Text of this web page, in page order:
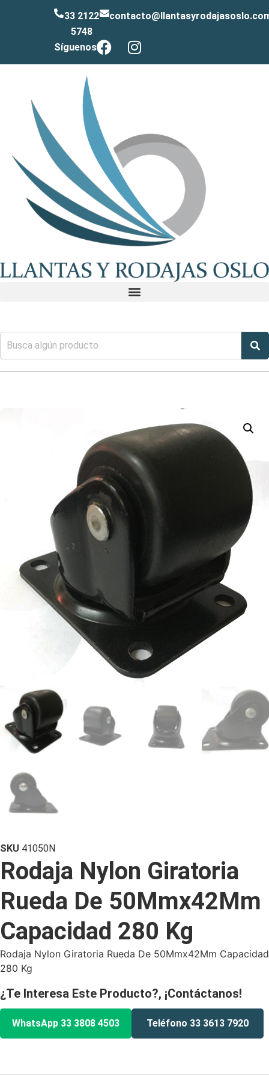
33 2122
5748
Síguenos
SKU 41050N
Rodaja Nylon Giratoria
Rueda De 50Mmx42Mm
Capacidad 280 Kg
Rodaja Nylon Giratoria Rueda De 50Mmx42Mm Capacidad
280 Kg
¿Te Interesa Este Producto?, ¡Contáctanos!
WhatsApp 33 3808 4503 Teléfono 33 3613 7920